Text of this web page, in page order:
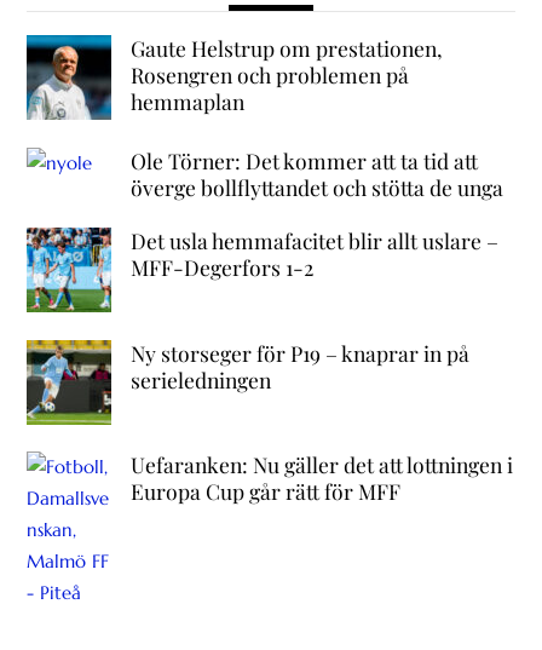
Gaute Helstrup om prestationen,
Rosengren och problemen på
hemmaplan
Ole Törner: Det kommer att ta tid att
överge bollflyttandet och stötta de unga
Det usla hemmafacitet blir allt uslare –
MFF-Degerfors 1-2
Ny storseger för P19 – knaprar in på
serieledningen
Uefaranken: Nu gäller det att lottningen i
Europa Cup går rätt för MFF